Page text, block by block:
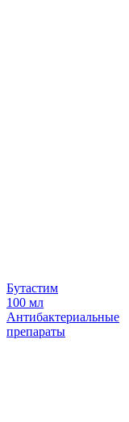
Бутастим
100 мл
Антибактериальные
препараты